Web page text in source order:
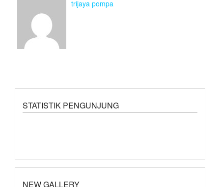
trijaya pompa
STATISTIK PENGUNJUNG
NEW GALLERY